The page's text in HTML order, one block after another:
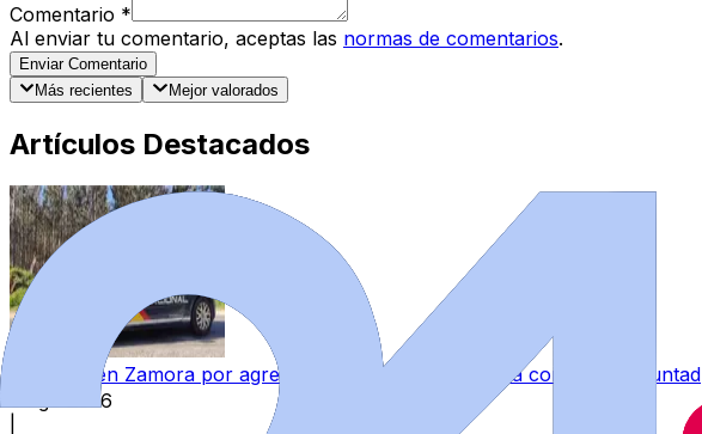
Comentario *
Al enviar tu comentario, aceptas las normas de comentarios.
Enviar Comentario
Más recientes
Mejor valorados
Artículos Destacados
Detenido en Zamora por agredir a su pareja y reternerla contra su voluntad
6 ago 2026